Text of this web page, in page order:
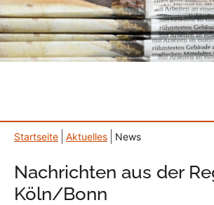
Startseite Aktuelles News
Nachrichten aus der
Köln/Bonn